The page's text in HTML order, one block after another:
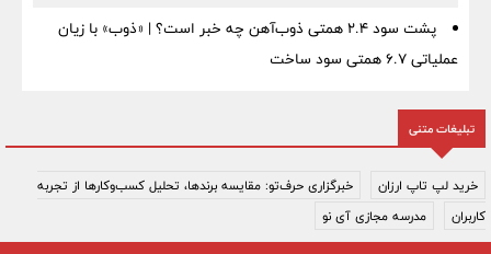
پشت سود ۲.۴ همتی ذوب‌آهن چه خبر است؟ | «ذوب» با زیان
عملیاتی ۶.۷ همتی سود ساخت
تبلیغات متنی
خرید لپ تاپ ارزان
خبرگزاری حرف‌تو: مقایسه برندها، تحلیل کسب‌وکارها از تجربه
کاربران
مدرسه مجازی آی نو